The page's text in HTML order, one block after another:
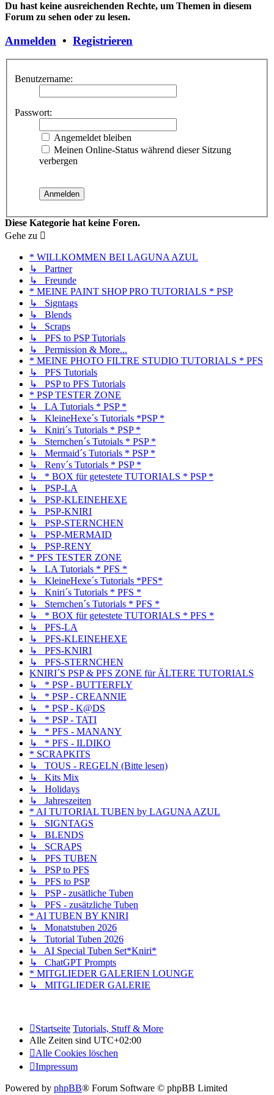
Du hast keine ausreichenden Rechte, um Themen in diesem
Forum zu sehen oder zu lesen.
Anmelden • Registrieren
Benutzername:
Passwort:
Angemeldet bleiben
Meinen Online-Status während dieser Sitzung
verbergen
Diese Kategorie hat keine Foren.
Gehe zu
* WILLKOMMEN BEI LAGUNA AZUL
↳ Partner
↳ Freunde
* MEINE PAINT SHOP PRO TUTORIALS * PSP
↳ Signtags
↳ Blends
↳ Scraps
↳ PFS to PSP Tutorials
↳ Permission & More...
* MEINE PHOTO FILTRE STUDIO TUTORIALS * PFS
↳ PFS Tutorials
↳ PSP to PFS Tutorials
* PSP TESTER ZONE
↳ LA Tutorials * PSP *
↳ KleineHexe´s Tutorials *PSP *
↳ Kniri´s Tutorials * PSP *
↳ Sternchen´s Tutoials * PSP *
↳ Mermaid´s Tutorials * PSP *
↳ Reny´s Tutorials * PSP *
↳ * BOX für getestete TUTORIALS * PSP *
↳ PSP-LA
↳ PSP-KLEINEHEXE
↳ PSP-KNIRI
↳ PSP-STERNCHEN
↳ PSP-MERMAID
↳ PSP-RENY
* PFS TESTER ZONE
↳ LA Tutorials * PFS *
↳ KleineHexe´s Tutorials *PFS*
↳ Kniri´s Tutorials * PFS *
↳ Sternchen´s Tutorials * PFS *
↳ * BOX für getestete TUTORIALS * PFS *
↳ PFS-LA
↳ PFS-KLEINEHEXE
↳ PFS-KNIRI
↳ PFS-STERNCHEN
KNIRI´S PSP & PFS ZONE für ÄLTERE TUTORIALS
↳ * PSP - BUTTERFLY
↳ * PSP - CREANNIE
↳ * PSP - K@DS
↳ * PSP - TATI
↳ * PFS - MANANY
↳ * PFS - ILDIKO
* SCRAPKITS
↳ TOUS - REGELN (Bitte lesen)
↳ Kits Mix
↳ Holidays
↳ Jahreszeiten
* AI TUTORIAL TUBEN by LAGUNA AZUL
↳ SIGNTAGS
↳ BLENDS
↳ SCRAPS
↳ PFS TUBEN
↳ PSP to PFS
↳ PFS to PSP
↳ PSP - zusätliche Tuben
↳ PFS - zusätzliche Tuben
* AI TUBEN BY KNIRI
↳ Monatstuben 2026
↳ Tutorial Tuben 2026
↳ AI Special Tuben Set*Kniri*
↳ ChatGPT Prompts
* MITGLIEDER GALERIEN LOUNGE
↳ MITGLIEDER GALERIE
Startseite Tutorials, Stuff & More
Alle Zeiten sind UTC+02:00
Alle Cookies löschen
Impressum
Powered by phpBB® Forum Software © phpBB Limited